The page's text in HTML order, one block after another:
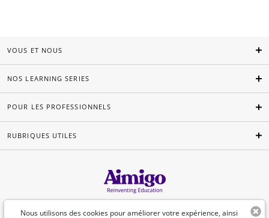
Nous utilisons des cookies pour améliorer votre expérience, ainsi
VOUS ET NOUS
NOS LEARNING SERIES
POUR LES PROFESSIONNELS
RUBRIQUES UTILES
Français